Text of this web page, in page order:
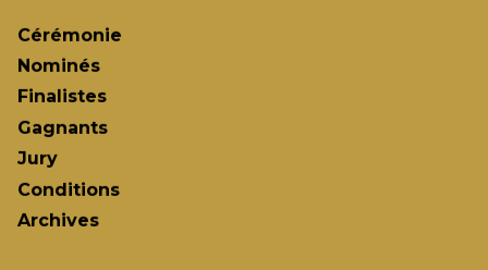
Cérémonie
Nominés
Finalistes
Gagnants
Jury
Conditions
Archives